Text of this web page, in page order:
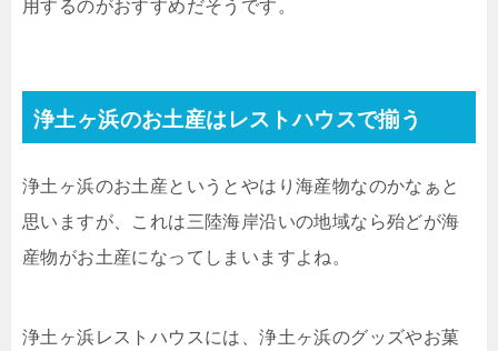
用するのがおすすめだそうです。
浄土ヶ浜のお土産はレストハウスで揃う
浄土ヶ浜のお土産というとやはり海産物なのかなぁと
思いますが、これは三陸海岸沿いの地域なら殆どが海
産物がお土産になってしまいますよね。
浄土ヶ浜レストハウスには、浄土ヶ浜のグッズやお菓